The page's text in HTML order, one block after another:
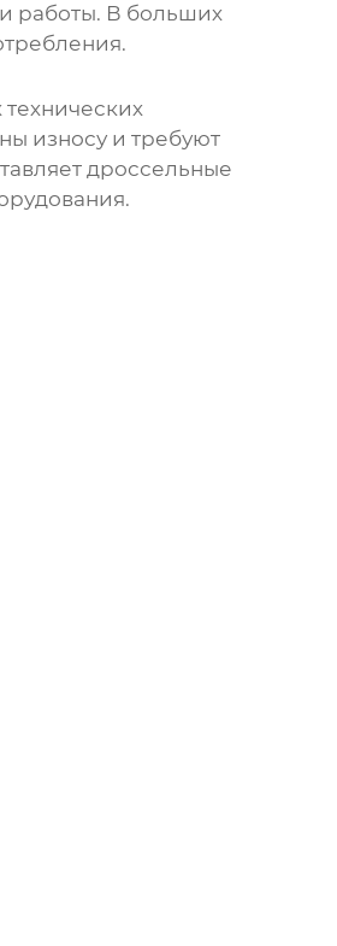
работы. В больших
износу и требуют
дроссельные